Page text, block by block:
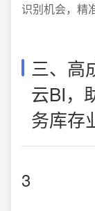
识别机会，精
三、高
云BI，
务库存
3